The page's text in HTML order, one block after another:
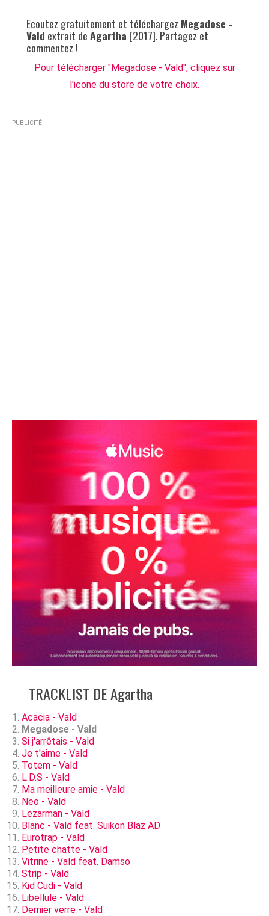
Ecoutez gratuitement et téléchargez Megadose -
Vald extrait deAgartha [2017]. Partagez et
commentez !
Pour télécharger "Megadose - Vald", cliquez sur
l'icone du store de votre choix.
PUBLICITÉ
TRACKLIST DE Agartha
Acacia - Vald
Megadose - Vald
Si j'arrêtais - Vald
Je t'aime - Vald
Totem - Vald
L.D.S - Vald
Ma meilleure amie - Vald
Neo - Vald
Lezarman - Vald
Blanc - Vald feat. Suikon Blaz AD
Eurotrap - Vald
Petite chatte - Vald
Vitrine - Vald feat. Damso
Strip - Vald
Kid Cudi - Vald
Libellule - Vald
Dernier verre - Vald